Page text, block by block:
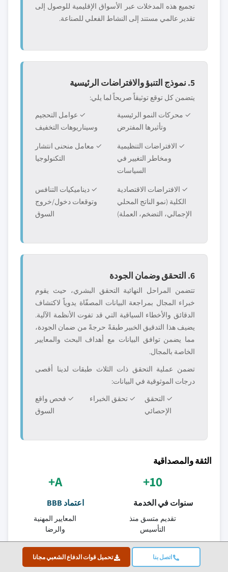
اتصل بنا تحميل قوات الدفاع الشعبي مجانا
تجميع هذه المدخلات عبر الأسواق الإقليمية للوصول إلى
تقدير عالمي مستند إلى النشاط الفعلي للصناعة.
5. نموذج التنبؤ والافتراضات الرئيسية
يتضمن كل توقع توثيقاً صريحاً لما يلي:
✓ محركات النمو الرئيسية
وتأثيرها المفترض
✓ عوامل التحجيم
وسيناريوهات التخفيف
✓ الافتراضات التنظيمية
ومخاطر التغيير في
السياسات
✓ معامل منحنى انتشار
التكنولوجيا
✓ الافتراضات الاقتصادية
الكلية (نمو الناتج المحلي
الإجمالي، التضخم، العملة)
✓ ديناميكيات التنافس
وتوقعات دخول/خروج
السوق
6. التحقق وضمان الجودة
تتضمن المراحل النهائية التحقق البشري، حيث يقوم
خبراء المجال بمراجعة البيانات المصفّاة يدوياً لاكتشاف
الدقائق والأخطاء السياقية التي قد تفوت الأنظمة الآلية.
يضيف هذا التدقيق الخبير طبقةً حرجةً من ضمان الجودة،
مما يضمن توافق البيانات مع أهداف البحث والمعايير
الخاصة بالمجال.
تضمن عملية التحقق ذات الثلاث طبقات لدينا أقصى
درجات الموثوقية في البيانات:
✓ التحقق
الإحصائي
✓ تحقق الخبراء
✓ فحص واقع
السوق
الثقة والمصداقية
10+
سنوات في الخدمة
تقديم متسق منذ
التأسيس
A+
اعتماد BBB
المعايير المهنية
والرضا
ISO
150+